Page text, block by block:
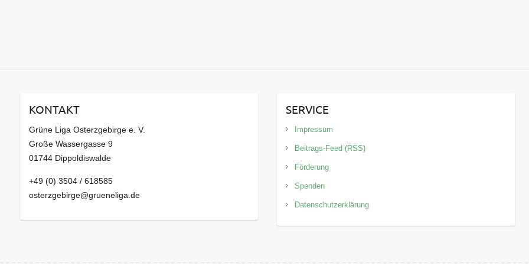
KONTAKT
Grüne Liga Osterzgebirge e. V.
Große Wassergasse 9
01744 Dippoldiswalde
+49 (0) 3504 / 618585
osterzgebirge@grueneliga.de
SERVICE
Impressum
Beitrags-Feed (RSS)
Förderung
Spenden
Datenschutzerklärung